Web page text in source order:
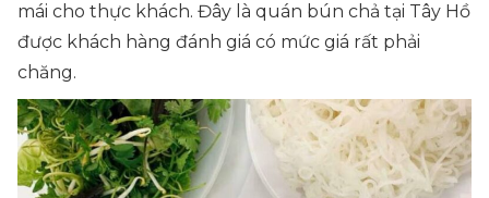
mái cho thực khách. Đây là quán bún chả tại Tây Hồ
được khách hàng đánh giá có mức giá rất phải
chăng.